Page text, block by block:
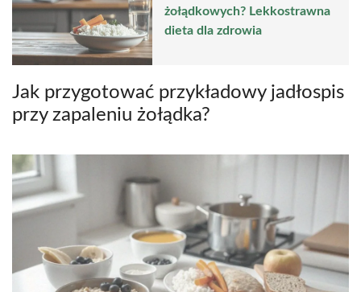
żołądkowych? Lekkostrawna
dieta dla zdrowia
Jak przygotować przykładowy jadłospis
przy zapaleniu żołądka?